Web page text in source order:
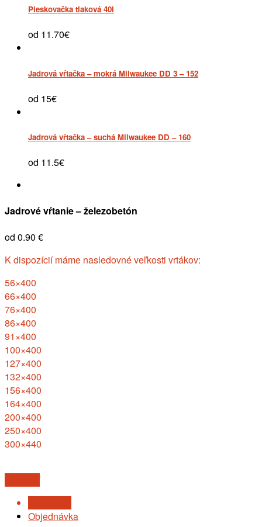
Pieskovačka tlaková 40l
od 11.70€
Jadrová vŕtačka – mokrá Milwaukee DD 3 – 152
od 15€
Jadrová vŕtačka – suchá Milwaukee DD – 160
od 11.5€
Jadrové vŕtanie – železobetón
od 0.90 €
K dispozícií máme nasledovné veľkosti vrtákov:
56×400
66×400
76×400
86×400
91×400
100×400
127×400
132×400
156×400
164×400
200×400
250×400
300×440
Objednávka